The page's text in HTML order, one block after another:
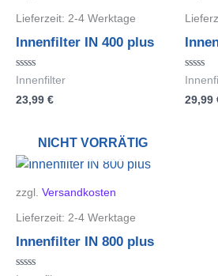
Lieferzeit: 2-4 Werktage
Innenfilter IN 400 plus
Bewertet
0
Innenfilter
23,99 €
0
29,99
NICHT VORRÄTIG
zzgl. Versandkosten
Lieferzeit: 2-4 Werktage
Innenfilter IN 800 plus